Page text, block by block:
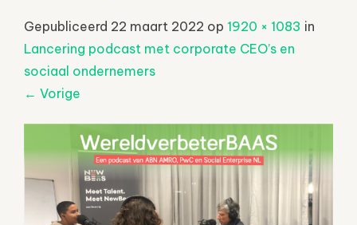
Gepubliceerd 22 maart 2022 op 1920 × 1083 in
Lancering podcast met corporate CEO’s en
sociaal ondernemers
← Vorige